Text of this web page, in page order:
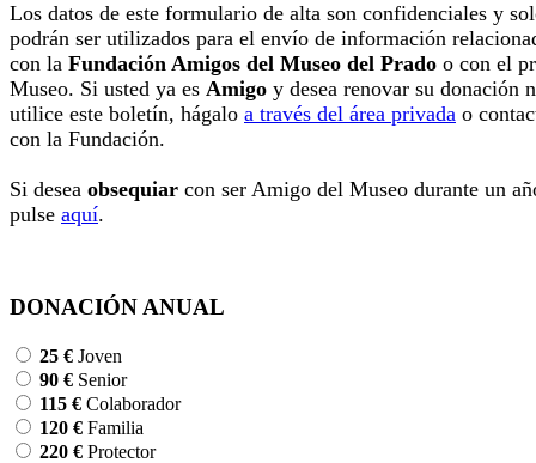
Los datos de este formulario de alta son confidenciales y
podrán ser utilizados para el envío de información
con la Fundación Amigos del Museo del Prado o con el
Museo. Si usted ya es Amigo y desea renovar su donación
utilice este boletín, hágalo a través del área privada o
con la Fundación.
Si desea obsequiar con ser Amigo del Museo durante un
pulse aquí.
DONACIÓN ANUAL
25 € Joven
90 € Senior
115 € Colaborador
120 € Familia
220 € Protector